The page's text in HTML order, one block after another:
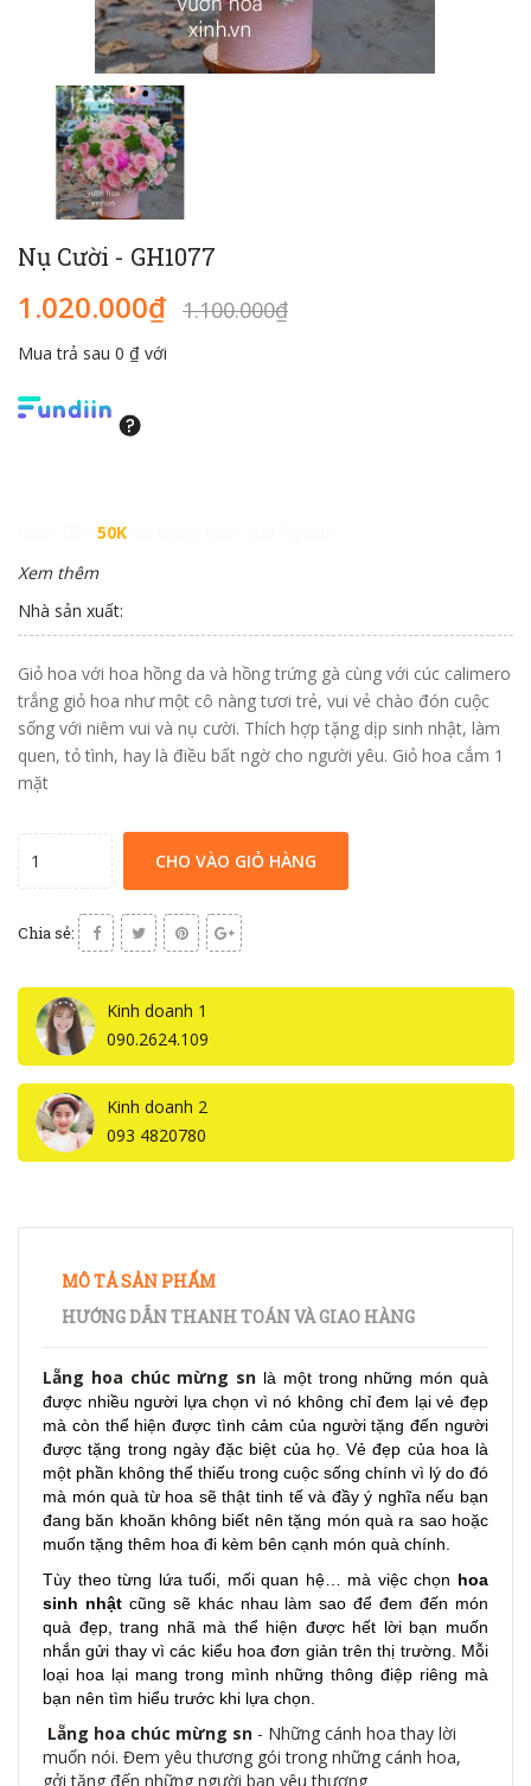
Nụ Cười - GH1077
1.020.000₫ 1.100.000₫
Mua trả sau 0 ₫ với
50K
Xem thêm
Nhà sản xuất:
Giỏ hoa với hoa hồng da và hồng trứng gà cùng với cúc calimero
trắng giỏ hoa như một cô nàng tươi trẻ, vui vẻ chào đón cuộc
sống với niêm vui và nụ cười. Thích hợp tặng dịp sinh nhật, làm
quen, tỏ tình, hay là điều bất ngờ cho người yêu. Giỏ hoa cắm 1
mặt
CHO VÀO GIỎ HÀNG
Chia sẻ:
Kinh doanh 1
090.2624.109
Kinh doanh 2
093 4820780
MÔ TẢ SẢN PHẨM
HƯỚNG DẪN THANH TOÁN VÀ GIAO HÀNG
Lẵng hoa chúc mừng sn là một trong những món quà
được nhiều người lựa chọn vì nó không chỉ đem lại vẻ đẹp
mà còn thể hiện được tình cảm của người tặng đến người
được tặng trong ngày đặc biệt của họ. Vẻ đẹp của hoa là
một phần không thể thiếu trong cuộc sống chính vì lý do đó
mà món quà từ hoa sẽ thật tinh tế và đầy ý nghĩa nếu bạn
đang băn khoăn không biết nên tặng món quà ra sao hoặc
muốn tặng thêm hoa đi kèm bên cạnh món quà chính.
Tùy theo từng lứa tuổi, mối quan hệ… mà việc chọn hoa
sinh nhậtcũng sẽ khác nhau làm sao để đem đến món
quà đẹp, trang nhã mà thể hiện được hết lời bạn muốn
nhắn gửi thay vì các kiểu hoa đơn giản trên thị trường. Mỗi
loại hoa lại mang trong mình những thông điệp riêng mà
bạn nên tìm hiểu trước khi lựa chọn.
Lẵng hoa chúc mừng sn - Những cánh hoa thay lời
muốn nói. Đem yêu thương gói trong những cánh hoa,
gởi tặng đến những người bạn yêu thương